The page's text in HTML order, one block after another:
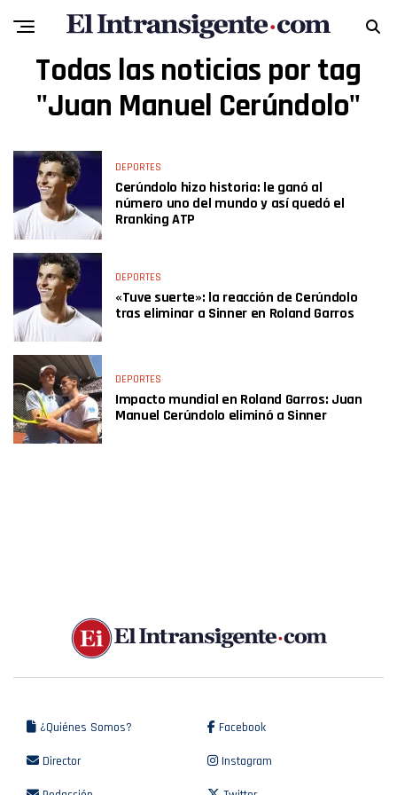
Todas las noticias por tag
"Juan Manuel Cerúndolo"
DEPORTES
Cerúndolo hizo historia: le ganó al
número uno del mundo y así quedó el
Rranking ATP
DEPORTES
«Tuve suerte»: la reacción de Cerúndolo
tras eliminar a Sinner en Roland Garros
DEPORTES
Impacto mundial en Roland Garros: Juan
Manuel Cerúndolo eliminó a Sinner
¿Quiénes Somos?
Director
Facebook
Instagram